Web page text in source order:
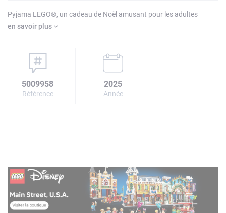
Pyjama LEGO®, un cadeau de Noël amusant pour les adultes
en savoir plus
5009958
Référence
2025
Année